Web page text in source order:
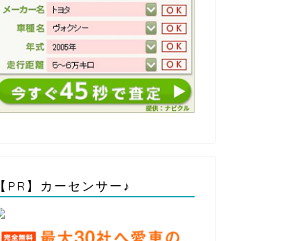
【PR】カーセンサー♪